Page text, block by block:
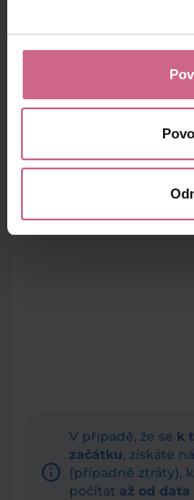
info
V případě, že se k
začátku, získáte
(případně ztráty),
počítat až od